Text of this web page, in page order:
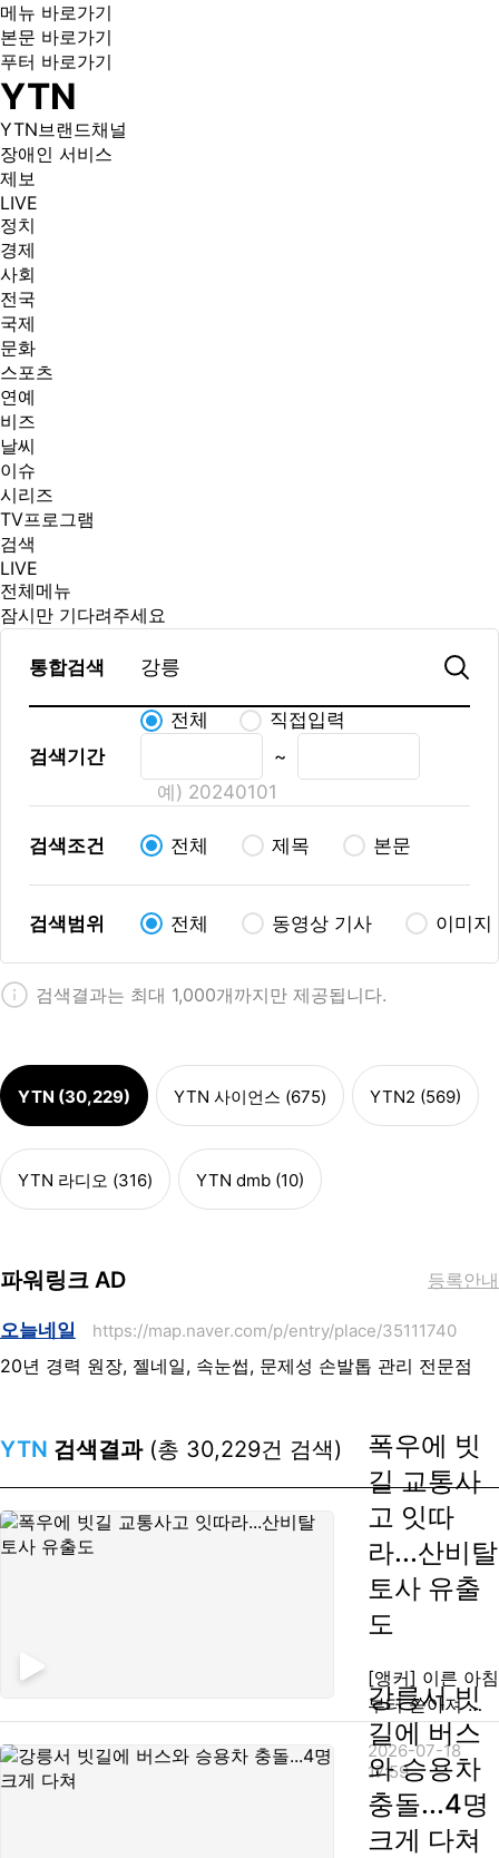
메뉴 바로가기
본문 바로가기
푸터 바로가기
YTN
YTN브랜드채널
장애인 서비스
제보
LIVE
정치
경제
사회
전국
국제
문화
스포츠
연예
비즈
날씨
이슈
시리즈
TV프로그램
검색
LIVE
전체메뉴
잠시만 기다려주세요
통합검색
검색기간
전체
직접입력
~
예) 20240101
검색조건 전체 제목 본문
검색범위 전체 동영상 기사 이미지
검색결과는 최대 1,000개까지만 제공됩니다.
YTN (30,229) YTN 사이언스 (675) YTN2 (569)
YTN 라디오 (316) YTN dmb (10)
파워링크 AD 등록안내
오늘네일 https://map.naver.com/p/entry/place/35111740
20년 경력 원장, 젤네일, 속눈썹, 문제성 손발톱 관리 전문점
YTN 검색결과(총 30,229건 검색)
폭우에 빗
길 교통사
고 잇따
라...산비탈
토사 유출
도
[앵커] 이른 아침
부터 쏟아져 내
린 폭우에 전국
곳곳에서는 비
피해가 잇따랐습
니다. 강원도 강
릉에서는 버스와
2026-07-18
17:59
강릉서 빗
길에 버스
와 승용차
충돌...4명
크게 다쳐